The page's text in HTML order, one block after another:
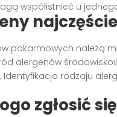
współistnieć u
pokarmowych należą
alergenów
rodzaju
zgłosić